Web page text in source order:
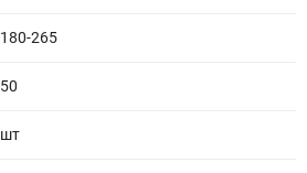
180-265
50
шт